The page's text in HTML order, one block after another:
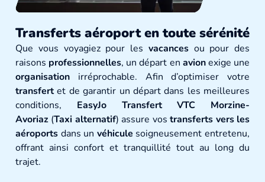
Transferts aéroport en toute sérénité
Que vous voyagiez pour les vacancesou pour des
raisons professionnelles, un départ en avionexige une
organisation irréprochable. Afin d’optimiser votre
transfertet de garantir un départ dans les meilleures
conditions, EasyJo Transfert VTC Morzine-
Avoriaz (Taxi alternatif) assure vostransferts vers les
aéroports dans un véhicule soigneusement entretenu,
offrant ainsi confort et tranquillité tout au long du
trajet.